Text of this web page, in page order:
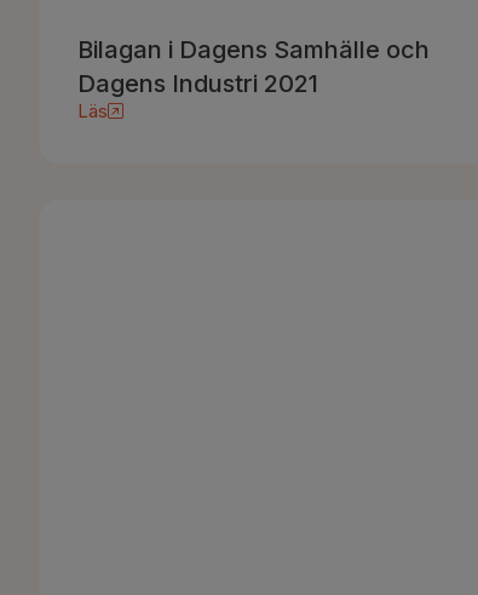
Bilagan i Dagens Samhälle och
Dagens Industri 2021
Läs